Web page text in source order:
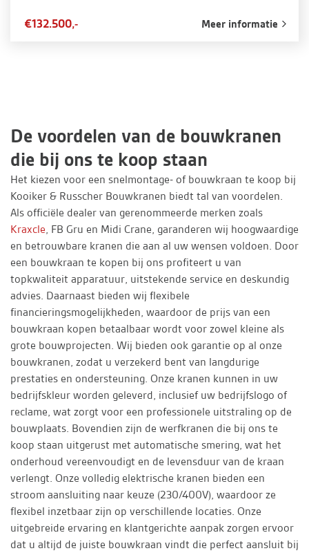
€132.500,- Meer informatie
De voordelen van de bouwkranen
die bij ons te koop staan
Het kiezen voor een snelmontage- of bouwkraan te koop bij
Kooiker & Russcher Bouwkranen biedt tal van voordelen.
Als officiële dealer van gerenommeerde merken zoals
Kraxcle, FB Gru en Midi Crane, garanderen wij hoogwaardige
en betrouwbare kranen die aan al uw wensen voldoen. Door
een bouwkraan te kopen bij ons profiteert u van
topkwaliteit apparatuur, uitstekende service en deskundig
advies. Daarnaast bieden wij flexibele
financieringsmogelijkheden, waardoor de prijs van een
bouwkraan kopen betaalbaar wordt voor zowel kleine als
grote bouwprojecten. Wij bieden ook garantie op al onze
bouwkranen, zodat u verzekerd bent van langdurige
prestaties en ondersteuning. Onze kranen kunnen in uw
bedrijfskleur worden geleverd, inclusief uw bedrijfslogo of
reclame, wat zorgt voor een professionele uitstraling op de
bouwplaats. Bovendien zijn de werfkranen die bij ons te
koop staan uitgerust met automatische smering, wat het
onderhoud vereenvoudigt en de levensduur van de kraan
verlengt. Onze volledig elektrische kranen bieden een
stroom aansluiting naar keuze (230/400V), waardoor ze
flexibel inzetbaar zijn op verschillende locaties. Onze
uitgebreide ervaring en klantgerichte aanpak zorgen ervoor
dat u altijd de juiste bouwkraan vindt die perfect aansluit bij